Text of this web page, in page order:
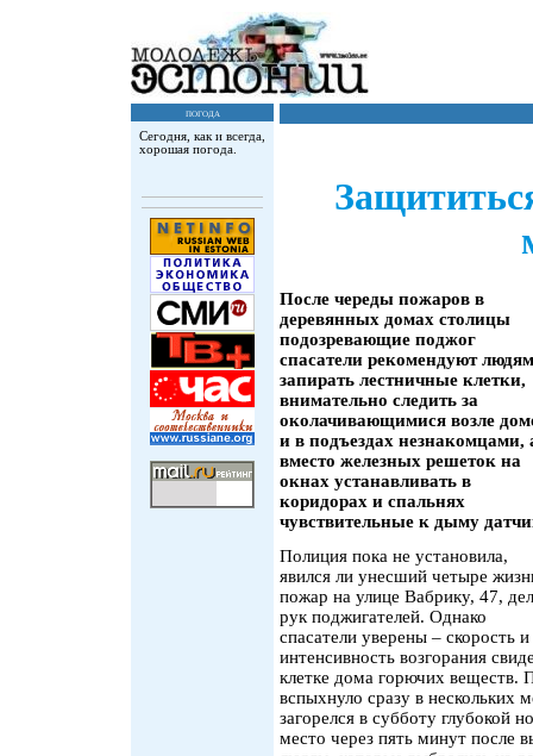
погода
Сегодня, как и всегда,
хорошая погода.
После череды пожаров в
деревянных домах столицы
подозревающие поджог
спасатели рекомендуют людям
запирать лестничные клетки,
внимательно следить за
околачивающимися возле
и в подъездах незнакомцами,
вместо железных решеток на
окнах устанавливать в
коридорах и спальнях
чувствительные к дыму
Полиция пока не установила,
явился ли унесший четыре
пожар на улице Вабрику, 47,
рук поджигателей. Однако
спасатели уверены – скорость и
интенсивность возгорания
клетке дома горючих веществ.
вспыхнуло сразу в нескольких
загорелся в субботу
место через пять минут после